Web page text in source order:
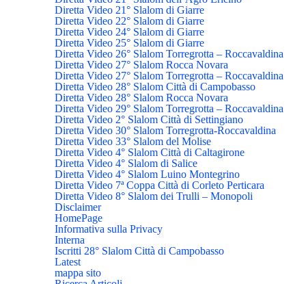
Diretta Video 21° Slalom di Giarre
Diretta Video 22° Slalom di Giarre
Diretta Video 24° Slalom di Giarre
Diretta Video 25° Slalom di Giarre
Diretta Video 26° Slalom Torregrotta – Roccavaldina
Diretta Video 27° Slalom Rocca Novara
Diretta Video 27° Slalom Torregrotta – Roccavaldina
Diretta Video 28° Slalom Città di Campobasso
Diretta Video 28° Slalom Rocca Novara
Diretta Video 29° Slalom Torregrotta – Roccavaldina
Diretta Video 2° Slalom Città di Settingiano
Diretta Video 30° Slalom Torregrotta-Roccavaldina
Diretta Video 33° Slalom del Molise
Diretta Video 4° Slalom Città di Caltagirone
Diretta Video 4° Slalom di Salice
Diretta Video 4° Slalom Luino Montegrino
Diretta Video 7ª Coppa Città di Corleto Perticara
Diretta Video 8° Slalom dei Trulli – Monopoli
Disclaimer
HomePage
Informativa sulla Privacy
Interna
Iscritti 28° Slalom Città di Campobasso
Latest
mappa sito